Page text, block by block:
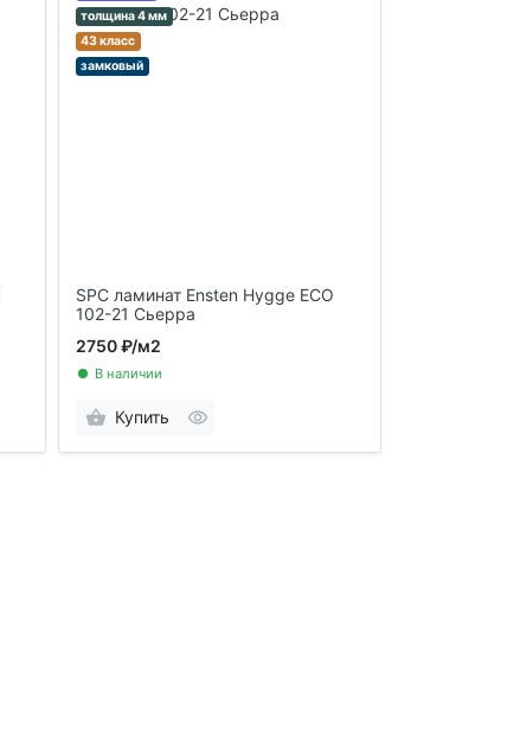
толщина 4 мм
43 класс
замковый
SPC ламинат Ensten Hygge ECO
102-21 Сьерра
2750 ₽/м2
В наличии
Купить